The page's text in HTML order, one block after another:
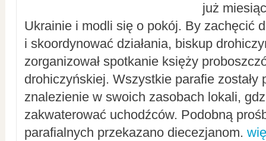
już
Ukrainie i modli się o pokój. By zachęcić
i skoordynować działania, biskup
zorganizował spotkanie księży
drohiczyńskiej. Wszystkie parafie zostały
znalezienie w swoich zasobach lokali,
zakwaterować uchodźców. Podobną
parafialnych przekazano diecezjanom.